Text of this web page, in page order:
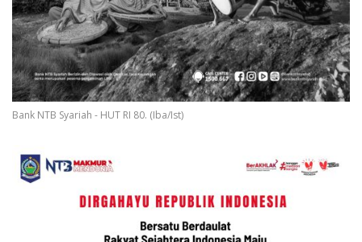
Bank NTB Syariah - HUT RI 80. (Iba/Ist)